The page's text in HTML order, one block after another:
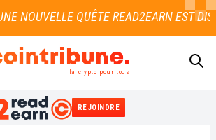
la crypto pour tous
REJOINDRE